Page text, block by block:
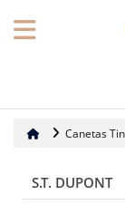
Canetas
S.T. DUPONT